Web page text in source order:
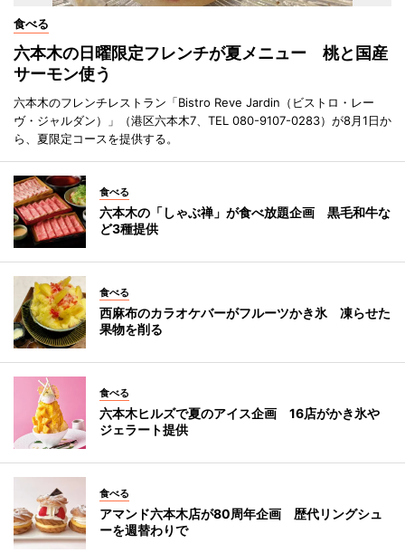
食べる
六本木の日曜限定フレンチが夏メニュー 桃と国産
サーモン使う
六本木のフレンチレストラン「Bistro Reve Jardin（ビストロ・レー
ヴ・ジャルダン）」（港区六本木7、TEL 080-9107-0283）が8月1日か
ら、夏限定コースを提供する。
食べる
六本木の「しゃぶ禅」が食べ放題企画 黒毛和牛な
ど3種提供
食べる
西麻布のカラオケバーがフルーツかき氷 凍らせた
果物を削る
食べる
六本木ヒルズで夏のアイス企画 16店がかき氷や
ジェラート提供
食べる
アマンド六本木店が80周年企画 歴代リングシュ
ーを週替わりで